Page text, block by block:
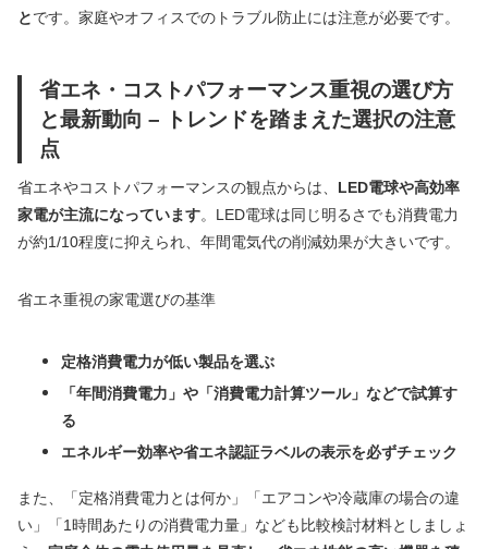
とです。家庭やオフィスでのトラブル防止には注意が必要です。
省エネ・コストパフォーマンス重視の選び方
と最新動向 – トレンドを踏まえた選択の注意
点
省エネやコストパフォーマンスの観点からは、 LED電球や高効率
家電が主流になっています。LED電球は同じ明るさでも消費電力
が約1/10程度に抑えられ、年間電気代の削減効果が大きいです。
省エネ重視の家電選びの基準
定格消費電力が低い製品を選ぶ
「年間消費電力」や「消費電力計算ツール」などで試算す
る
エネルギー効率や省エネ認証ラベルの表示を必ずチェック
また、「定格消費電力とは何か」「エアコンや冷蔵庫の場合の違
い」「1時間あたりの消費電力量」なども比較検討材料としましょ